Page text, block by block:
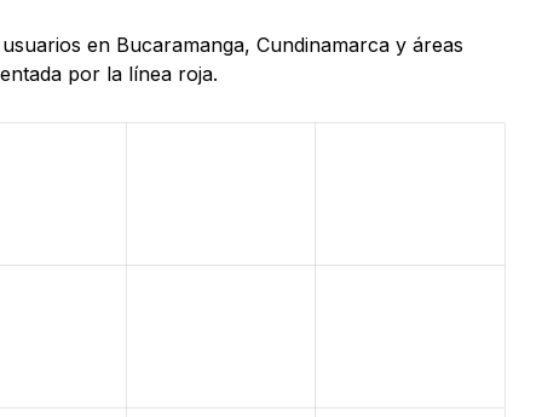
en Bucaramanga, Cundinamarca y áreas
por la línea roja.